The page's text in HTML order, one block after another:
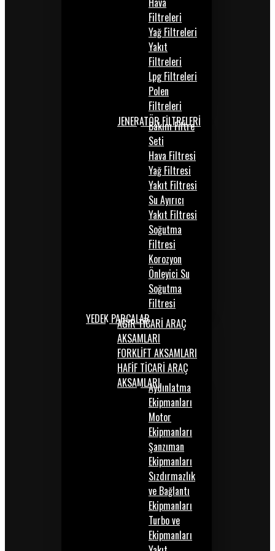
Filtreleri
Yağ Filtreleri
Yakıt
Filtreleri
Lpg Filtreleri
Polen
Filtreleri
JENERATÖR FİLTRELERİ
Bakım Filtre
Seti
Hava Filtresi
Yağ Filtresi
Yakıt Filtresi
Su Ayırıcı
Yakıt Filtresi
Soğutma
Filtresi
Korozyon
Önleyici Su
Soğutma
Filtresi
YEDEK PARÇALARAĞIR TİCARİ ARAÇ
AKSAMLARI
FORKLİFT AKSAMLARI
HAFİF TİCARİ ARAÇ
AKSAMLARIAydınlatma
Ekipmanları
Motor
Ekipmanları
Şanzıman
Ekipmanları
Sızdırmazlık
ve Bağlantı
Ekipmanları
Turbo ve
Ekipmanları